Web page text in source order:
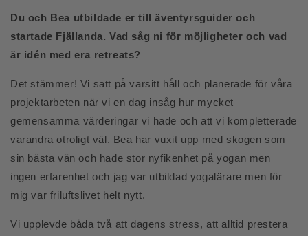
Du och Bea utbildade er till äventyrsguider och
startade Fjällanda. Vad såg ni för möjligheter och vad
är idén med era retreats?
Det stämmer! Vi satt på varsitt håll och planerade för våra
projektarbeten när vi en dag insåg hur mycket
gemensamma värderingar vi hade och att vi kompletterade
varandra otroligt väl. Bea har vuxit upp med skogen som
sin bästa vän och hade stor nyfikenhet på yogan men
ingen erfarenhet och jag var utbildad yogalärare men för
mig var friluftslivet helt nytt.
Vi upplevde båda två att dagens stress, att alltid prestera